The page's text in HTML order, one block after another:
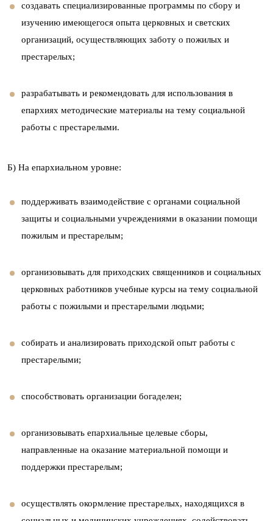
создавать специализированные программы по сбору и
изучению имеющегося опыта церковных и светских
организаций, осуществляющих заботу о пожилых и
престарелых;
разрабатывать и рекомендовать для использования в
епархиях методические материалы на тему социальной
работы с престарелыми.
Б) На епархиальном уровне:
поддерживать взаимодействие с органами социальной
защиты и социальными учреждениями в оказании помощи
пожилым и престарелым;
организовывать для приходских священников и социальных
церковных работников учебные курсы на тему социальной
работы с пожилыми и престарелыми людьми;
собирать и анализировать приходской опыт работы с
престарелыми;
способствовать организации богаделен;
организовывать епархиальные целевые сборы,
направленные на оказание материальной помощи и
поддержки престарелым;
осуществлять окормление престарелых, находящихся в